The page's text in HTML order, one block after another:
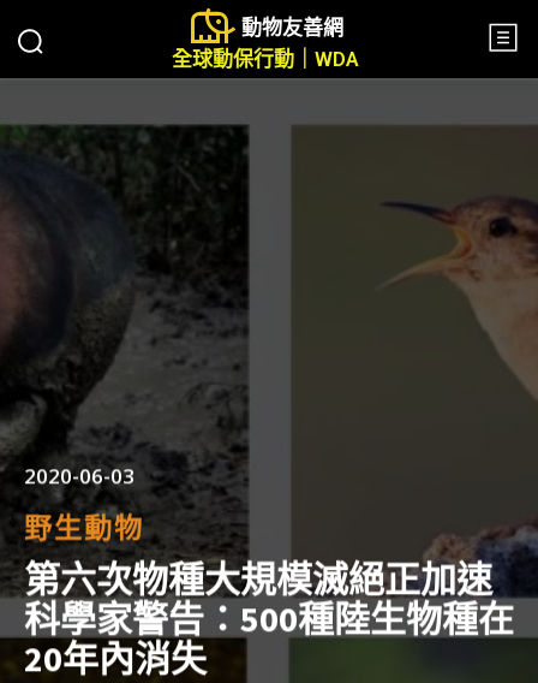
動物友善網
全球動保行動｜WDA
2020-06-03
野生動物
第六次物種大規模滅絕正加速
科學家警告：500種陸生物種在
20年內消失